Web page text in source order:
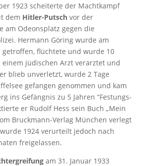
1923 scheiterte der Machtkampf
dem Hitler-Putschvor der
am Odeonsplatz gegen die
Hermann Göring wurde am
getroffen, flüchtete und wurde 10
einem jüdischen Arzt verarztet und
blieb unverletzt, wurde 2 Tage
gefangen genommen und kam
ins Gefängnis zu 5 Jahren “Festungs-
er Rudolf Hess sein Buch „Mein
Bruckmann-Verlag München verlegt
1924 verurteilt jedoch nach
freigelassen.
am 31. Januar 1933